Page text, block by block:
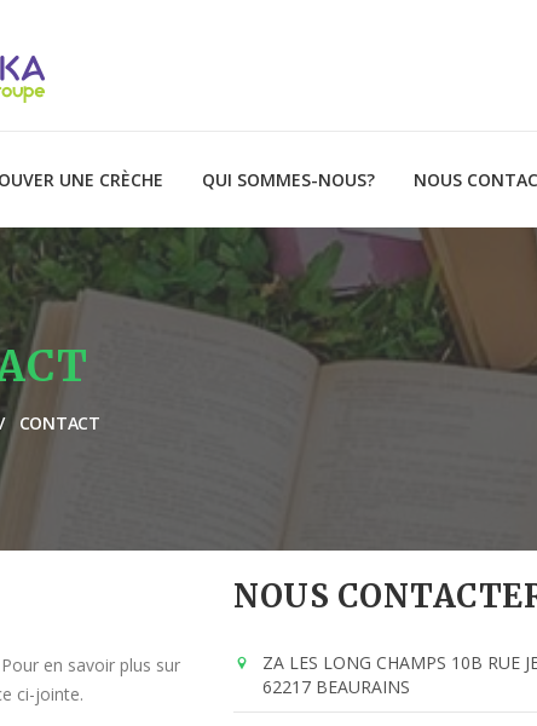
UNE CRÈCHE QUI SOMMES-NOUS? NOUS
CONTACT
en savoir plus sur
ci-jointe.
NOUS
ZA LES LONG CHAMPS 10B RUE
62217 BEAURAINS